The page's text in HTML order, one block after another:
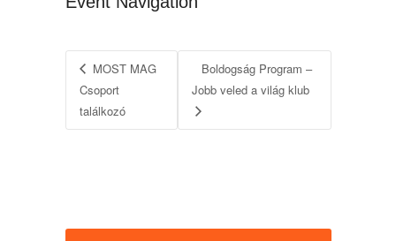
MOST MAG
Csoport
találkozó
Boldogság Program –
Jobb veled a világ klub